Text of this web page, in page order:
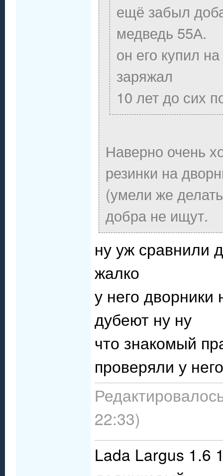
ещё забыл
медведь 55А.
он его купил
заряжал
10 лет до сих
Наверно очень
резинки на
(умели же
добра не ищут.
ну уж сравнили
жалко
у него
дубеют ну ну
что знакомый
проверяли у
22:33)
Lada Largus 1.6